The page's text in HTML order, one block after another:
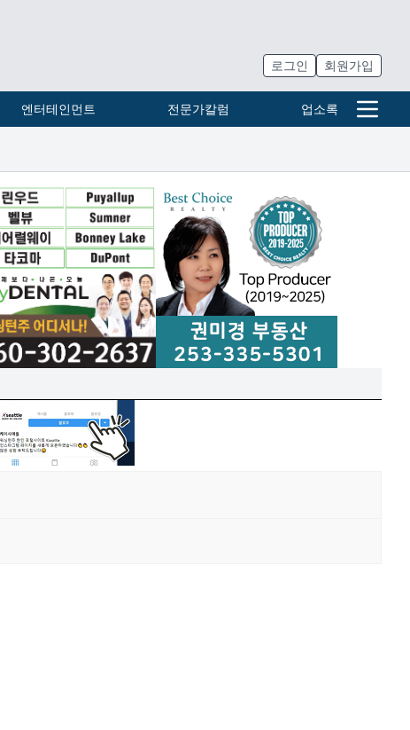
로그인 회원가입
엔터테인먼트 전문가칼럼 업소록